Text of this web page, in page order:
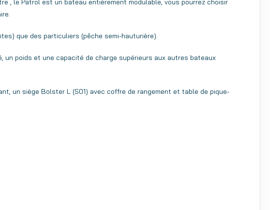
, le Patrol est un bateau entièrement modulable, vous pourrez choisir
que des particuliers (pêche semi-hauturière).
poids et une capacité de charge supérieurs aux autres bateaux
un siège Bolster L (S01) avec coffre de rangement et table de pique-